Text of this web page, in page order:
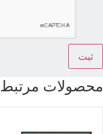
محصولات مرتبط